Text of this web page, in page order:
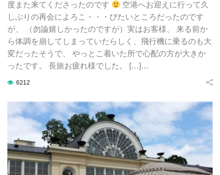
度また来てくださったのです
空港へお迎えに行って久
しぶりの再会によろこ・・・びたいところだったのです
が、 （勿論嬉しかったのですが）実はお客様、 来る前か
ら体調を崩してしまっていたらしく、飛行機に乗るのも大
変だったそうで、 やっとこ着いた所で心配の方が大きか
ったです。 長旅お疲れ様でした。 […]…
6212